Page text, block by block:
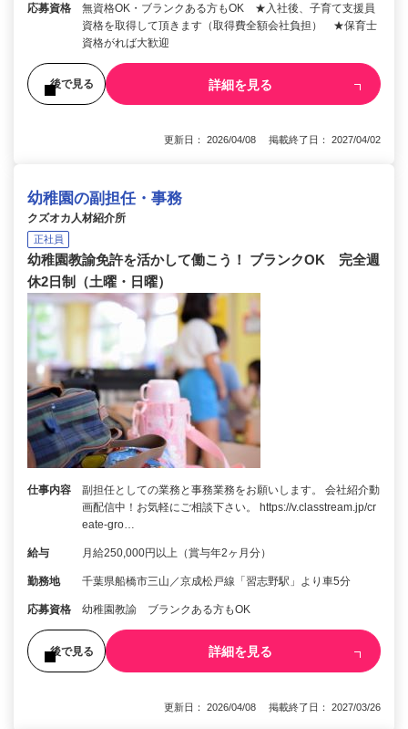
応募資格
無資格OK・ブランクある方もOK ★入社後、子育て支援員
資格を取得して頂きます（取得費全額会社負担） ★保育士
資格がれば大歓迎
後で見る 詳細を見る
更新日： 2026/04/08 掲載終了日： 2027/04/02
幼稚園の副担任・事務
クズオカ人材紹介所
正社員
幼稚園教諭免許を活かして働こう！ ブランクOK 完全週
休2日制（土曜・日曜）
仕事内容
副担任としての業務と事務業務をお願いします。 会社紹介動
画配信中！お気軽にご相談下さい。 https://v.classtream.jp/cr
eate-gro…
給与 月給250,000円以上（賞与年2ヶ月分）
勤務地 千葉県船橋市三山／京成松戸線「習志野駅」より車5分
応募資格 幼稚園教諭 ブランクある方もOK
後で見る 詳細を見る
更新日： 2026/04/08 掲載終了日： 2027/03/26